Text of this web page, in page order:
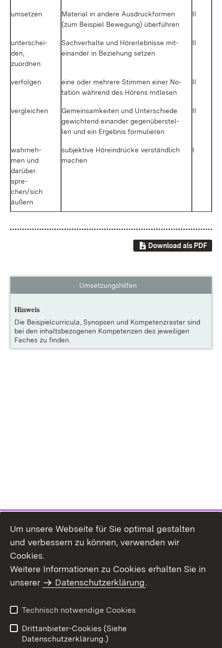
um­set­zen
Ma­te­ri­al in an­de­re Aus­druck­for­men
(zum Bei­spiel Be­we­gung) über­füh­ren
II
un­ter­schei­
den,
zu­ord­nen
Sach­ver­hal­te und Hör­erleb­nis­se mit­
ein­an­der in Be­zie­hung set­zen
II
ver­fol­gen
ei­ne oder meh­re­re Stim­men ei­ner No­
ta­ti­on wäh­rend des Hö­rens mit­le­sen
II
ver­glei­chen
Ge­mein­sam­kei­ten und Un­ter­schie­de
ge­wich­tend ein­an­der ge­gen­über­stel­
len und ein Er­geb­nis for­mu­lie­ren
II
wahr­neh­
men und
dar­über
spre­
chen/sich
äu­ßern
sub­jek­ti­ve Hör­ein­drü­cke ver­ständ­lich
ma­chen
I
Download als PDF
Umsetzungshilfen
Hinweis
Die Beispielcurricula, Synopsen und Kompetenzraster sind
bei den inhaltsbezogenen Kompetenzen des jeweiligen
Faches zu finden.
Um unsere Webseite für Sie optimal gestalten
und verbessern zu können, verwenden wir
Cookies.
Weitere Informationen zu Cookies erhalten Sie in
unserer
Datenschutzerklärung.
Technisch notwendige Cookies
Drittanbieter-Cookies (Siehe
Datenschutzerklärung.)